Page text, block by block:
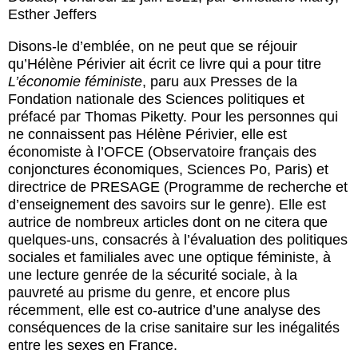
Esther Jeffers
Disons-le d’emblée, on ne peut que se réjouir
qu’Hélène Périvier ait écrit ce livre qui a pour titre
L’économie féministe, paru aux Presses de la
Fondation nationale des Sciences politiques et
préfacé par Thomas Piketty. Pour les personnes qui
ne connaissent pas Hélène Périvier, elle est
économiste à l’OFCE (Observatoire français des
conjonctures économiques, Sciences Po, Paris) et
directrice de PRESAGE (Programme de recherche et
d’enseignement des savoirs sur le genre). Elle est
autrice de nombreux articles dont on ne citera que
quelques-uns, consacrés à l’évaluation des politiques
sociales et familiales avec une optique féministe, à
une lecture genrée de la sécurité sociale, à la
pauvreté au prisme du genre, et encore plus
récemment, elle est co-autrice d’une analyse des
conséquences de la crise sanitaire sur les inégalités
entre les sexes en France.